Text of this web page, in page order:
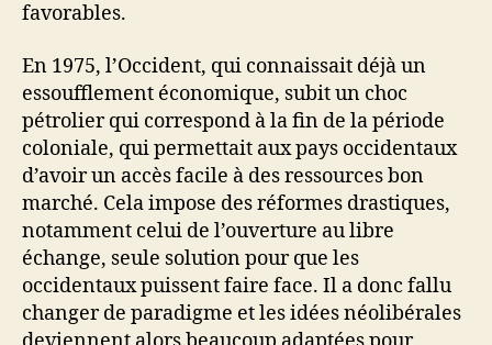
favorables.
En 1975, l’Occident, qui connaissait déjà un
essoufflement économique, subit un choc
pétrolier qui correspond à la fin de la période
coloniale, qui permettait aux pays occidentaux
d’avoir un accès facile à des ressources bon
marché. Cela impose des réformes drastiques,
notamment celui de l’ouverture au libre
échange, seule solution pour que les
occidentaux puissent faire face. Il a donc fallu
changer de paradigme et les idées néolibérales